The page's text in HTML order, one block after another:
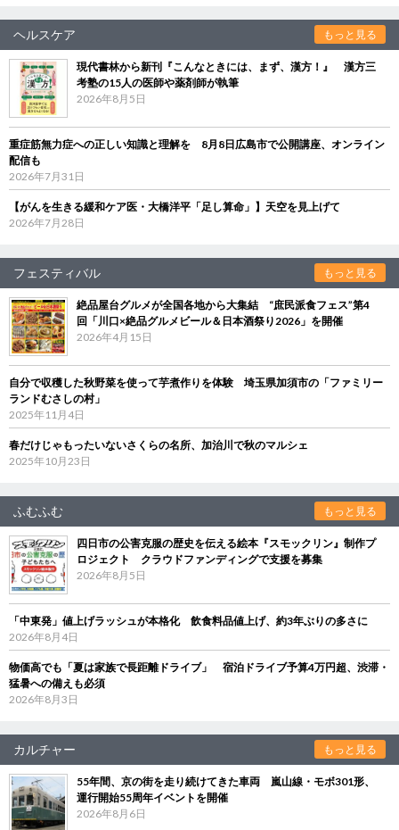
ヘルスケア もっと見る
現代書林から新刊『こんなときには、まず、漢方！』 漢方三
考塾の15人の医師や薬剤師が執筆
2026年8月5日
重症筋無力症への正しい知識と理解を 8月8日広島市で公開講座、オンライン
配信も
2026年7月31日
【がんを生きる緩和ケア医・大橋洋平「足し算命」】天空を見上げて
2026年7月28日
フェスティバル もっと見る
絶品屋台グルメが全国各地から大集結 “庶民派食フェス”第4
回「川口×絶品グルメビール＆日本酒祭り2026」を開催
2026年4月15日
自分で収穫した秋野菜を使って芋煮作りを体験 埼玉県加須市の「ファミリー
ランドむさしの村」
2025年11月4日
春だけじゃもったいないさくらの名所、加治川で秋のマルシェ
2025年10月23日
ふむふむ もっと見る
四日市の公害克服の歴史を伝える絵本『スモックリン』制作プ
ロジェクト クラウドファンディングで支援を募集
2026年8月5日
「中東発」値上げラッシュが本格化 飲食料品値上げ、約3年ぶりの多さに
2026年8月4日
物価高でも「夏は家族で長距離ドライブ」 宿泊ドライブ予算4万円超、渋滞・
猛暑への備えも必須
2026年8月3日
カルチャー もっと見る
55年間、京の街を走り続けてきた車両 嵐山線・モボ301形、
運行開始55周年イベントを開催
2026年8月6日